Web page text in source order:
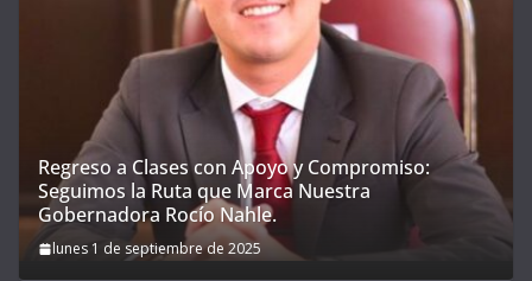
Regreso a Clases con Apoyo y Compromiso:
Seguimos la Ruta que Marca Nuestra
Gobernadora Rocío Nahle.
lunes 1 de septiembre de 2025